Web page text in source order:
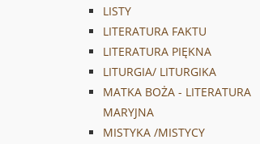
LISTY
LITERATURA FAKTU
LITERATURA PIĘKNA
LITURGIA/ LITURGIKA
MATKA BOŻA - LITERATURA
MARYJNA
MISTYKA /MISTYCY